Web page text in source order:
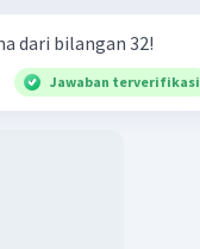
dari bilangan 32!
Jawaban terverifikasi